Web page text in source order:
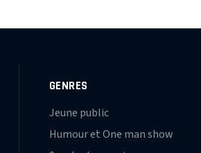
GENRES
Jeune public
Humour et One man show